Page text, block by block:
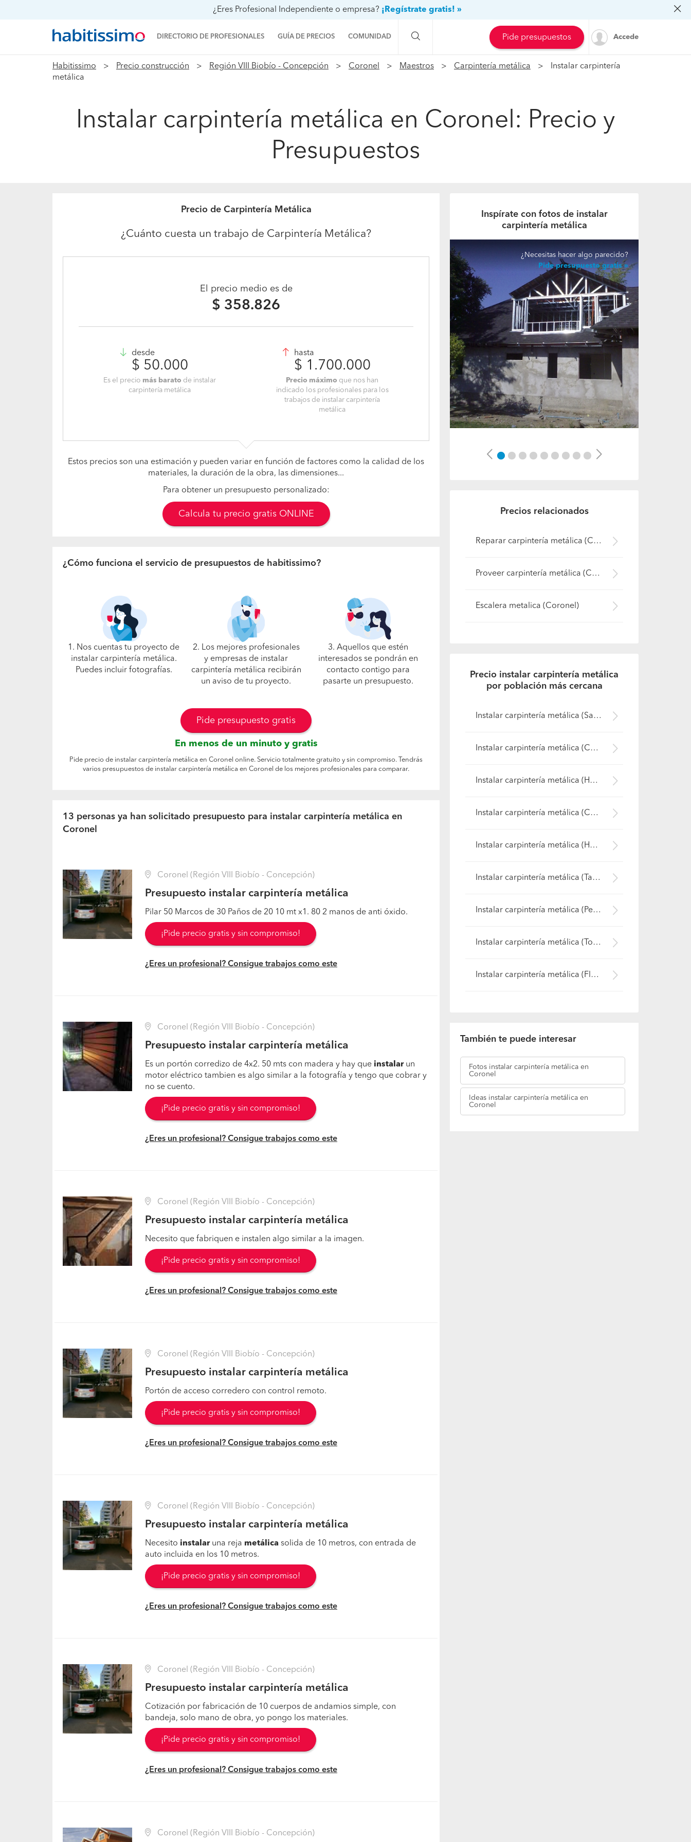
¿Eres Profesional Independiente o empresa? ¡Regístrate gratis! »
DIRECTORIO DE PROFESIONALES GUÍA DE PRECIOS COMUNIDAD
Preguntas a la comunidad
Galería de fotos
Procenter
Pide presupuestos Accede
Habitissimo Precio construcción Región VIII Biobío - Concepción Coronel Maestros Carpintería metálica
Instalar carpintería
metálica
Instalar carpintería metálica en Coronel: Precio y
Presupuestos
Precio de Carpintería Metálica
¿Cuánto cuesta un trabajo de Carpintería Metálica?
El precio medio es de
$ 358.826
desde
$ 50.000
Es el precio más barato de instalar
carpintería metálica
hasta
$ 1.700.000
Precio máximo que nos han
indicado los profesionales para los
trabajos de instalar carpintería
metálica
Estos precios son una estimación y pueden variar en función de factores como la calidad de los
materiales, la duración de la obra, las dimensiones...
Para obtener un presupuesto personalizado:
Calcula tu precio gratis ONLINE
¿Cómo funciona el servicio de presupuestos de habitissimo?
1. Nos cuentas tu proyecto de
instalar carpintería metálica.
Puedes incluir fotografías.
2. Los mejores profesionales
y empresas de instalar
carpintería metálica recibirán
un aviso de tu proyecto.
3. Aquellos que estén
interesados se pondrán en
contacto contigo para
pasarte un presupuesto.
Pide presupuesto gratis
En menos de un minuto y gratis
Pide precio de instalar carpintería metálica en Coronel online. Servicio totalmente gratuito y sin compromiso. Tendrás
varios presupuestos de instalar carpintería metálica en Coronel de los mejores profesionales para comparar.
13 personas ya han solicitado presupuesto para instalar carpintería metálica en
Coronel
Coronel (Región VIII Biobío - Concepción)
Presupuesto instalar carpintería metálica
Pilar 50 Marcos de 30 Paños de 20 10 mt x1. 80 2 manos de anti óxido.
¡Pide precio gratis y sin compromiso!
¿Eres un profesional? Consigue trabajos como este
Coronel (Región VIII Biobío - Concepción)
Presupuesto instalar carpintería metálica
Es un portón corredizo de 4x2. 50 mts con madera y hay que instalarun
motor eléctrico tambien es algo similar a la fotografía y tengo que cobrar y
no se cuento.
¡Pide precio gratis y sin compromiso!
¿Eres un profesional? Consigue trabajos como este
Coronel (Región VIII Biobío - Concepción)
Presupuesto instalar carpintería metálica
Necesito que fabriquen e instalen algo similar a la imagen.
¡Pide precio gratis y sin compromiso!
¿Eres un profesional? Consigue trabajos como este
Coronel (Región VIII Biobío - Concepción)
Presupuesto instalar carpintería metálica
Portón de acceso corredero con control remoto.
¡Pide precio gratis y sin compromiso!
¿Eres un profesional? Consigue trabajos como este
Coronel (Región VIII Biobío - Concepción)
Presupuesto instalar carpintería metálica
Necesito instalaruna reja metálica solida de 10 metros, con entrada de
auto incluida en los 10 metros.
¡Pide precio gratis y sin compromiso!
¿Eres un profesional? Consigue trabajos como este
Coronel (Región VIII Biobío - Concepción)
Presupuesto instalar carpintería metálica
Cotización por fabricación de 10 cuerpos de andamios simple, con
bandeja, solo mano de obra, yo pongo los materiales.
¡Pide precio gratis y sin compromiso!
¿Eres un profesional? Consigue trabajos como este
Coronel (Región VIII Biobío - Concepción)
Inspírate con fotos de instalar
carpintería metálica
¿Necesitas hacer algo parecido?
Pide presupuesto gratis
Previous Next
Precios relacionados
Reparar carpintería metálica (Coronel)
Proveer carpintería metálica (Coronel)
Escalera metalica (Coronel)
Precio instalar carpintería metálica
por población más cercana
Instalar carpintería metálica (San Pedro de la Paz)
Instalar carpintería metálica (Chiguayante)
Instalar carpintería metálica (Hualqui)
Instalar carpintería metálica (Concepción)
Instalar carpintería metálica (Hualpén)
Instalar carpintería metálica (Talcahuano)
Instalar carpintería metálica (Penco)
Instalar carpintería metálica (Tomé)
Instalar carpintería metálica (Florida)
También te puede interesar
Fotos instalar carpintería metálica en
Coronel
Ideas instalar carpintería metálica en
Coronel